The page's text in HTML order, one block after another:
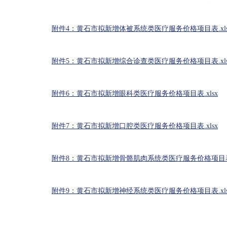
附件4：黄石市拟新增体被系统类医疗服务价格项目表
附件5：黄石市拟新增综合诊查类医疗服务价格项目表
附件6：黄石市拟新增眼科类医疗服务价格项目表.xlsx
附件7：黄石市拟新增口腔类医疗服务价格项目表.xlsx
附件8：黄石市拟新增骨骼肌肉系统类医疗服务价格项目
附件9：黄石市拟新增神经系统类医疗服务价格项目表